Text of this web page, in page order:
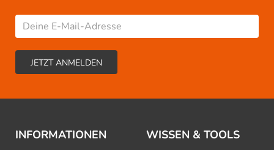
INFORMATIONEN WISSEN & TOOLS